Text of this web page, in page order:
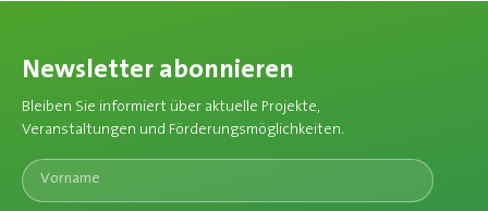
Newsletter abonnieren
Bleiben Sie informiert über aktuelle Projekte,
Veranstaltungen und Förderungsmöglichkeiten.​